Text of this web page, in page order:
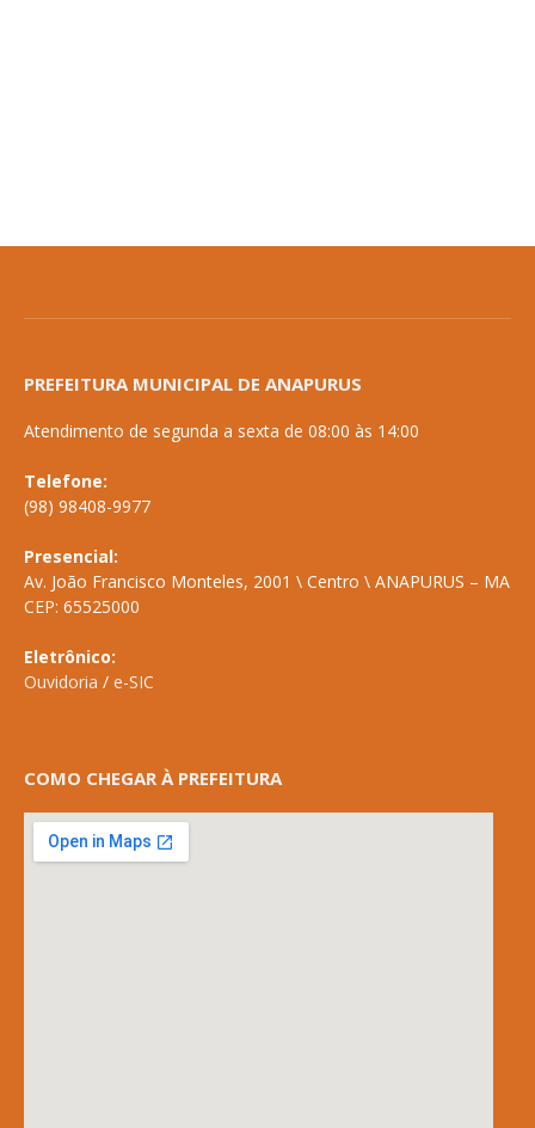
PREFEITURA MUNICIPAL DE ANAPURUS
Atendimento de segunda a sexta de 08:00 às 14:00
Telefone:
(98) 98408-9977
Presencial:
Av. João Francisco Monteles, 2001 \ Centro \ ANAPURUS – MA
CEP: 65525000
Eletrônico:
Ouvidoria / e-SIC
COMO CHEGAR À PREFEITURA